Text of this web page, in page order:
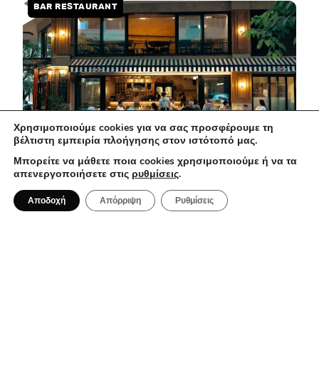
1 Αυγούστου 2026
BAR RESTAURANT
Χρησιμοποιούμε cookies για να σας προσφέρουμε τη
βέλτιστη εμπειρία πλοήγησης στον ιστότοπό μας.
Μπορείτε να μάθετε ποια cookies χρησιμοποιούμε ή να τα
απενεργοποιήσετε στις ρυθμίσεις.
Αποδοχή Απόρριψη Ρυθμίσεις